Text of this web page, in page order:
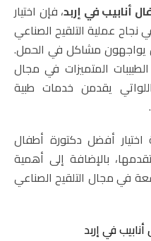
أنابيب في إربد، فإن اختيار
نجاح عملية التلقيح الصناعي
يواجهون مشاكل في الحمل.
المتميزات في مجال
يقدمن خدمات طبية
أفضل دكتورة أطفال
بالإضافة إلى أهمية
في مجال التلقيح الصناعي
في إربد